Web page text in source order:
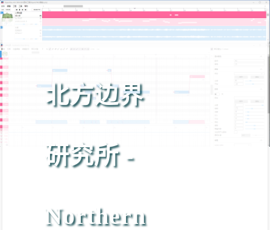
北方边界
研究所 -
Northern